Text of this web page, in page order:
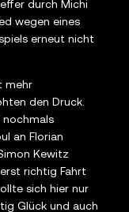
durch Michi
wegen eines
erneut nicht
mehr
den Druck.
nochmals
an Florian
Kewitz
richtig Fahrt
sich hier nur
Glück und auch